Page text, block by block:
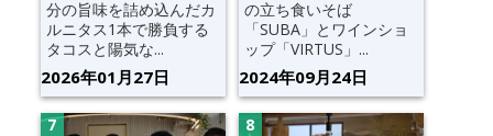
分の旨味を詰め込んだカ
ルニタス1本で勝負する
タコスと陽気な...
2026年01月27日
の立ち食いそば
「SUBA」とワインショ
ップ「VIRTUS」...
2024年09月24日